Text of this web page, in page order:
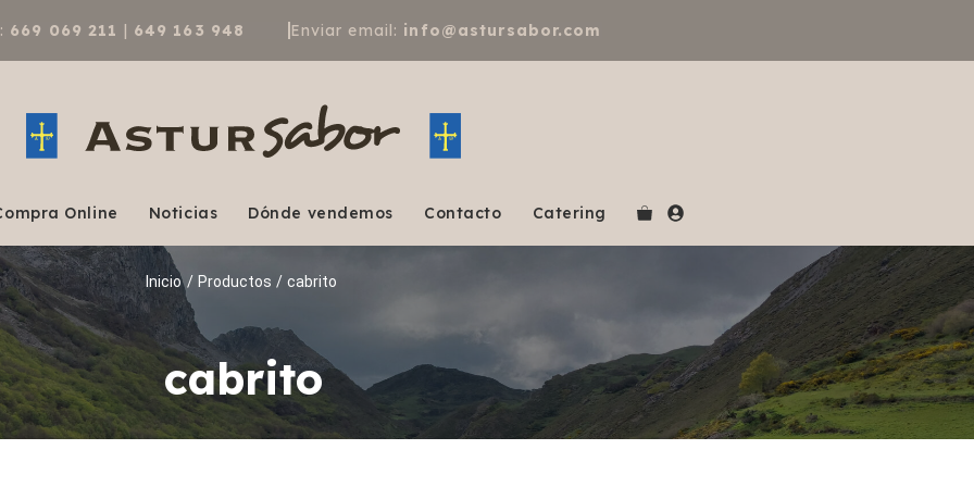
669 069 211 | 649 163 948 Enviar email: info@astursabor.com
Online Noticias Dónde vendemos Contacto Catering
Inicio / Productos / cabrito
cabrito